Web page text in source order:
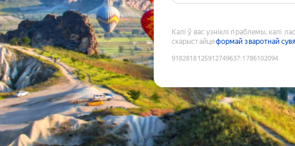
Калі ў вас узніклі праблемы, калі
скарыстайцеформай зваротнай
9182818125912749637:1786102094